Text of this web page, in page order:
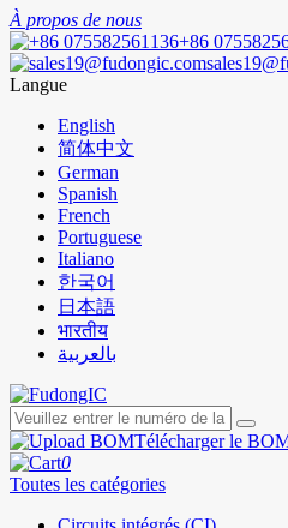
À propos de nous
+86
Langue
English
简体中文
German
Spanish
French
Portuguese
Italiano
한국어
日本語
भारतीय
بالعربية
Télécharger le
0
Toutes les catégories